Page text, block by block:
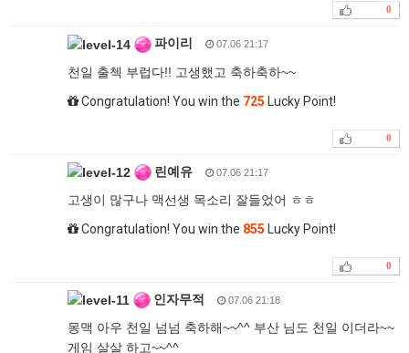
0
파이리 07.06 21:17
천일 출첵 부럽다!! 고생했고 축하축하~~
Congratulation! You win the 725 Lucky Point!
0
린예유 07.06 21:17
고생이 많구나 맥선생 목소리 잘들었어 ㅎㅎ
Congratulation! You win the 855 Lucky Point!
0
인자무적 07.06 21:18
몽맥 아우 천일 넘넘 축하해~~^^ 부산 님도 천일 이더라~~
게임 살살 하고~~^^